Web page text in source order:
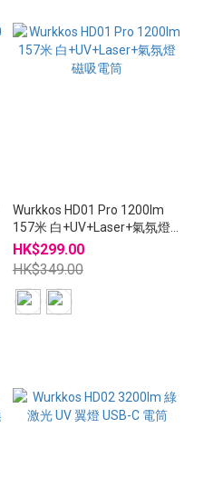
Wurkkos HD01 Pro 1200lm
157米 白+UV+Laser+氣氛燈
磁吸電筒
HK$299.00
HK$349.00